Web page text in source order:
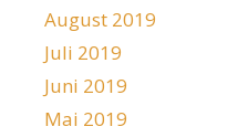
August 2019
Juli 2019
Juni 2019
Mai 2019